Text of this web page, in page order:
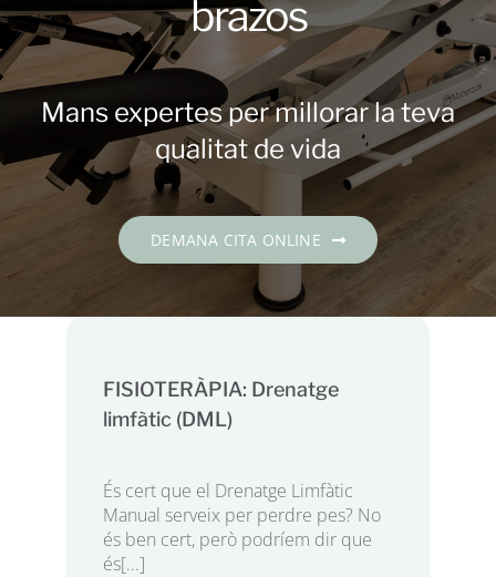
Contacte
DEMANA CITA
Català
brazos
Mans expertes per millorar la teva
qualitat de vida
DEMANA CITA ONLINE
FISIOTERÀPIA: Drenatge
limfàtic (DML)
És cert que el Drenatge Limfàtic
Manual serveix per perdre pes? No
és ben cert, però podríem dir que
és[...]